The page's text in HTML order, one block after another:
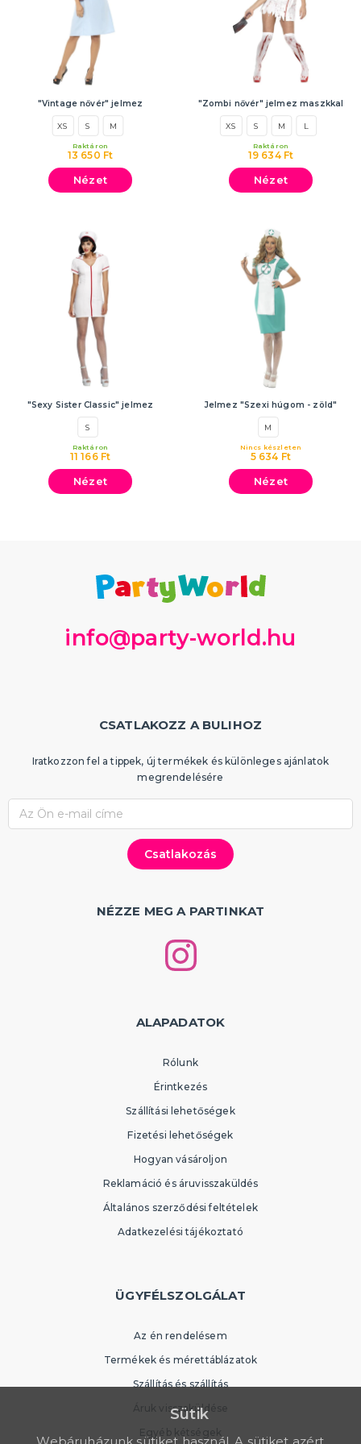
"Vintage nővér" jelmez
XS S M
13 650 Ft
Raktáron
Nézet
"Zombi nővér" jelmez maszkkal
XS S M L
19 634 Ft
Raktáron
Nézet
"Sexy Sister Classic" jelmez
S
11 166 Ft
Raktáron
Nézet
Jelmez "Szexi húgom - zöld"
M
5 634 Ft
Nincs készleten
Nézet
info@party-world.hu
CSATLAKOZZ A BULIHOZ
Iratkozzon fel a tippek, új termékek és különleges ajánlatok
megrendelésére
NÉZZE MEG A PARTINKAT
ALAPADATOK
Rólunk
Érintkezés
Szállítási lehetőségek
Fizetési lehetőségek
Hogyan vásároljon
Reklamáció és áruvisszaküldés
Általános szerződési feltételek
Adatkezelési tájékoztató
ÜGYFÉLSZOLGÁLAT
Az én rendelésem
Termékek és mérettáblázatok
Szállítás és szállítás
Áruk visszaküldése
Egyéb kétségek
Sütik
Webáruházunk sütiket használ. A sütiket azért